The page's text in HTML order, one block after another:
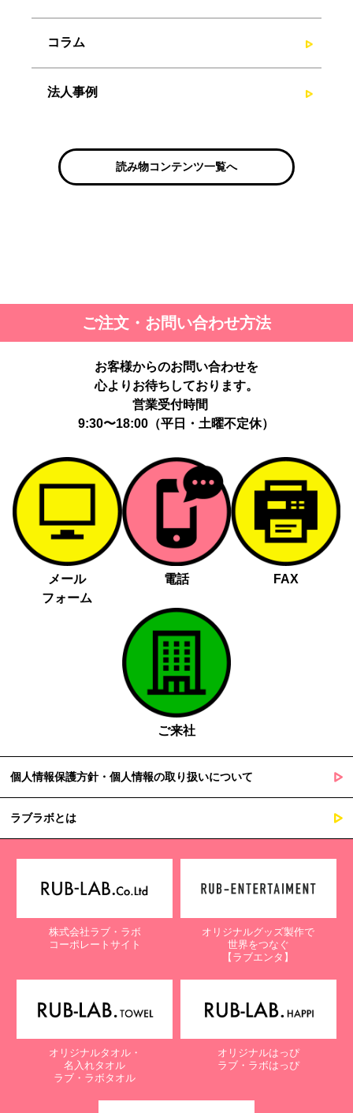
コラム
法人事例
読み物コンテンツ一覧へ
ご注文・お問い合わせ方法
お客様からのお問い合わせを
心よりお待ちしております。
営業受付時間
9:30〜18:00（平日・土曜不定休）
メール
フォーム
電話 FAX
ご来社
個人情報保護方針・個人情報の取り扱いについて
ラブラボとは
株式会社ラブ・ラボ
コーポレートサイト
オリジナルグッズ製作で
世界をつなぐ
【ラブエンタ】
オリジナルタオル・
名入れタオル
ラブ・ラボタオル
オリジナルはっぴ
ラブ・ラボはっぴ